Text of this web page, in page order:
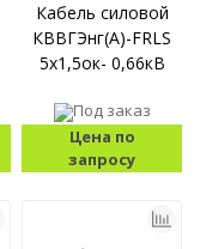
Кабель силовой
КВВГЭнг(А)-FRLS
5x1,5ок- 0,66кВ
Под заказ
Цена по
запросу